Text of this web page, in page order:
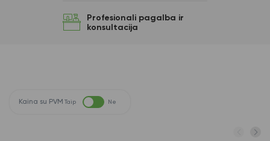
Profesionali pagalba ir
konsultacija
Kaina su PVM Taip Ne